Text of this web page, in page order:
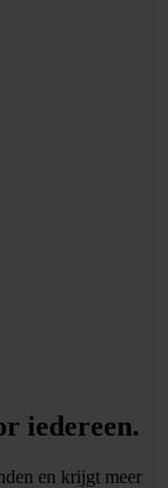
iedereen.
en krijgt meer